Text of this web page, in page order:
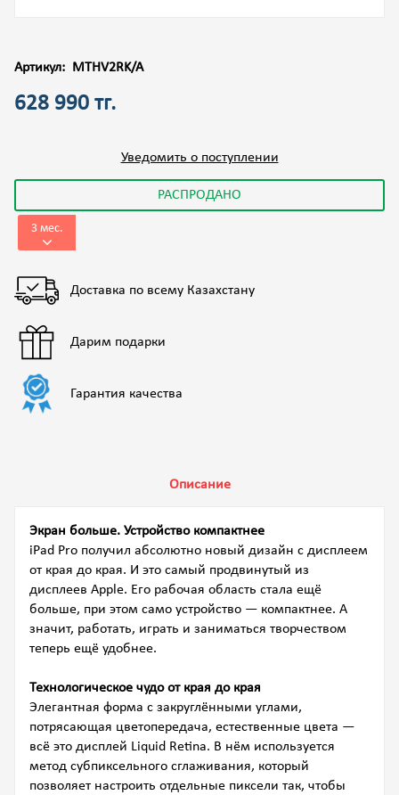
Артикул: MTHV2RK/A
628 990 тг.
Уведомить о поступлении
РАСПРОДАНО
3 мес.
Доставка по всему Казахстану
Дарим подарки
Гарантия качества
Описание
Экран больше. Устройство компактнее
iPad Pro получил абсолютно новый дизайн с дисплеем
от края до края. И это самый продвинутый из
дисплеев Apple. Его рабочая область стала ещё
больше, при этом само устройство — компактнее. А
значит, работать, играть и заниматься творчеством
теперь ещё удобнее.
Технологическое чудо от края до края
Элегантная форма с закруглёнными углами,
потрясающая цветопередача, естественные цвета —
всё это дисплей Liquid Retina. В нём используется
метод субпиксельного сглаживания, который
позволяет настроить отдельные пиксели так, чтобы